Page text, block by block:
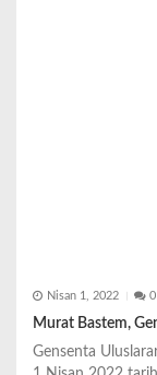
Nisan 1, 2022 0
Murat Bastem,
Gensenta